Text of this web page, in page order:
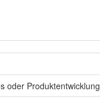
oder Produktentwicklung